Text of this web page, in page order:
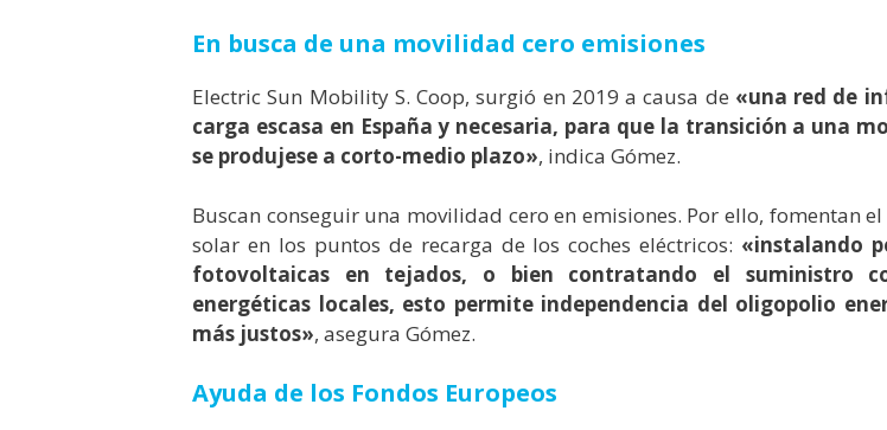
En busca de una movilidad cero emisiones
Electric Sun Mobility S. Coop, surgió en 2019 a causa de «una red de
carga escasa en España y necesaria, para que la transición a una
se produjese a corto-medio plazo», indica Gómez.
Buscan conseguir una movilidad cero en emisiones. Por ello, fomentan
solar en los puntos de recarga de los coches eléctricos: «instalando
fotovoltaicas en tejados, o bien contratando el suministro
energéticas locales, esto permite independencia del oligopolio
más justos», asegura Gómez.
Ayuda de los Fondos Europeos